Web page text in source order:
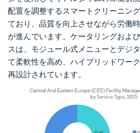
配置を調整するスマートクリーニン
ており、品質を向上させながら労働
が進んでいます。ケータリングおよ
スは、モジュール式メニューとデジ
て柔軟性を高め、ハイブリッドワー
再設計されています。